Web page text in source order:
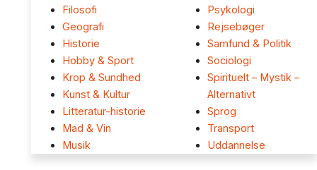
Filosofi
Geografi
Historie
Hobby & Sport
Krop & Sundhed
Kunst & Kultur
Litteratur-historie
Mad & Vin
Musik
Psykologi
Rejsebøger
Samfund & Politik
Sociologi
Spirituelt – Mystik –
Alternativt
Sprog
Transport
Uddannelse